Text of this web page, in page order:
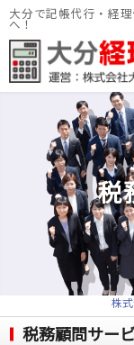
大分で記帳代行・経
へ！
税
株
税務顧問サー